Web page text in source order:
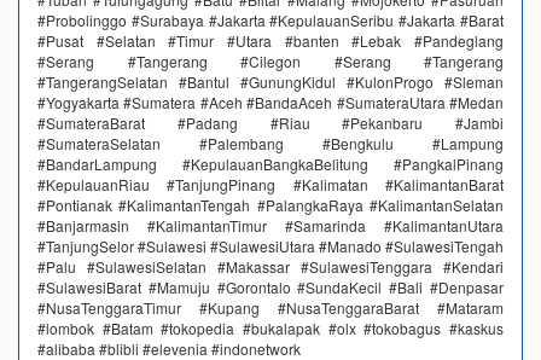
#Probolinggo #Surabaya #Jakarta #KepulauanSeribu #Jakarta #Barat
#Pusat #Selatan #Timur #Utara #banten #Lebak #Pandeglang
#Serang #Tangerang #Cilegon #Serang #Tangerang
#TangerangSelatan #Bantul #GunungKidul #KulonProgo #Sleman
#Yogyakarta #Sumatera #Aceh #BandaAceh #SumateraUtara #Medan
#SumateraBarat #Padang #Riau #Pekanbaru #Jambi
#SumateraSelatan #Palembang #Bengkulu #Lampung
#BandarLampung #KepulauanBangkaBelitung #PangkalPinang
#KepulauanRiau #TanjungPinang #Kalimatan #KalimantanBarat
#Pontianak #KalimantanTengah #PalangkaRaya #KalimantanSelatan
#Banjarmasin #KalimantanTimur #Samarinda #KalimantanUtara
#TanjungSelor #Sulawesi #SulawesiUtara #Manado #SulawesiTengah
#Palu #SulawesiSelatan #Makassar #SulawesiTenggara #Kendari
#SulawesiBarat #Mamuju #Gorontalo #SundaKecil #Bali #Denpasar
#NusaTenggaraTimur #Kupang #NusaTenggaraBarat #Mataram
#lombok #Batam #tokopedia #bukalapak #olx #tokobagus #kaskus
#alibaba #blibli #elevenia #indonetwork